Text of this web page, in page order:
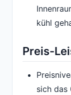
kühl
Preis-
sich das